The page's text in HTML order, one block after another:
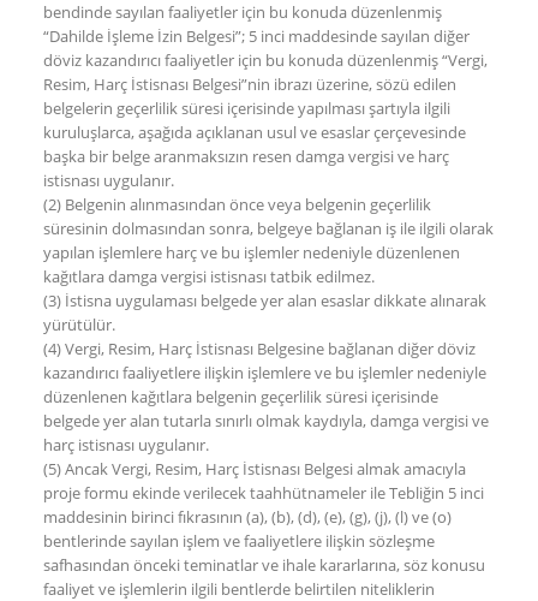
bendinde sayılan faaliyetler için bu konuda düzenlenmiş
“Dahilde İşleme İzin Belgesi”; 5 inci maddesinde sayılan diğer
döviz kazandırıcı faaliyetler için bu konuda düzenlenmiş “Vergi,
Resim, Harç İstisnası Belgesi”nin ibrazı üzerine, sözü edilen
belgelerin geçerlilik süresi içerisinde yapılması şartıyla ilgili
kuruluşlarca, aşağıda açıklanan usul ve esaslar çerçevesinde
başka bir belge aranmaksızın resen damga vergisi ve harç
istisnası uygulanır.
(2) Belgenin alınmasından önce veya belgenin geçerlilik
süresinin dolmasından sonra, belgeye bağlanan iş ile ilgili olarak
yapılan işlemlere harç ve bu işlemler nedeniyle düzenlenen
kağıtlara damga vergisi istisnası tatbik edilmez.
(3) İstisna uygulaması belgede yer alan esaslar dikkate alınarak
yürütülür.
(4) Vergi, Resim, Harç İstisnası Belgesine bağlanan diğer döviz
kazandırıcı faaliyetlere ilişkin işlemlere ve bu işlemler nedeniyle
düzenlenen kağıtlara belgenin geçerlilik süresi içerisinde
belgede yer alan tutarla sınırlı olmak kaydıyla, damga vergisi ve
harç istisnası uygulanır.
(5) Ancak Vergi, Resim, Harç İstisnası Belgesi almak amacıyla
proje formu ekinde verilecek taahhütnameler ile Tebliğin 5 inci
maddesinin birinci fıkrasının (a), (b), (d), (e), (g), (j), (l) ve (o)
bentlerinde sayılan işlem ve faaliyetlere ilişkin sözleşme
safhasından önceki teminatlar ve ihale kararlarına, söz konusu
faaliyet ve işlemlerin ilgili bentlerde belirtilen niteliklerin